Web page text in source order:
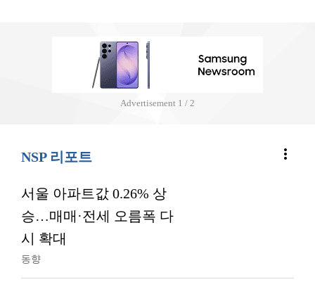
Advertisement 1 / 2
NSP 리포트 more_vert
서울 아파트값 0.26% 상
승…매매·전세 오름폭 다
시 확대
동향